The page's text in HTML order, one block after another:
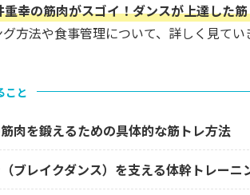
重幸の筋肉がスゴイ！ダンスが上達した
方法や食事管理について、詳しく見てい
こと
肉を鍛えるための具体的な筋トレ方法
ブレイクダンス）を支える体幹トレーニ